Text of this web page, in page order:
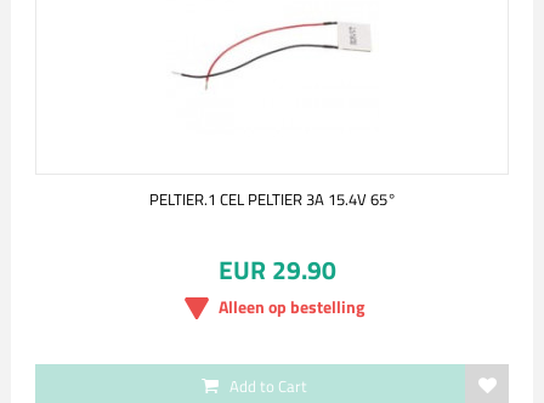
PELTIER.1 CEL PELTIER 3A 15.4V 65°
EUR 29.90
Alleen op bestelling
Add to Cart